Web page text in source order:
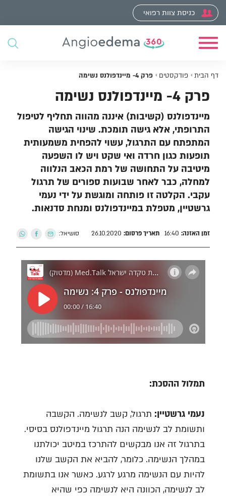
כניסת צוות רפואי
Toggle
דף הבית פודקסטים פרק 4- מיינדפולנס נשימה
פרק 4- מיינדפולנס נשימה
מיינדפולנס (קשיבות) איננה מהווה תחליף לטיפול
התרופתי, אלא גישה תומכת. שינוי הגישה
המתפתח עם התרגול, עשוי להפחית משמעותית
תופעות כגון חרדה ואי שקט ויש לו השפעה
מיטיבה על התחושה של רמת הכאב הנלווה
למחלה, כבר לאחר שבועות ספורים של תרגול
עקבי. הקלטה זו פותחה ומוגשת על ידי נעמי
גרשטיין, מטפלת במיינדפולנס ומנחת סדנאות.
זמן האזנה:16:40 תאריך פרסום:26.10.2020 סושיאל:
תמלול ההסכת:
נעמי גרשטיין: תרגול, קשב לנשימה. הקשבה
ותשומת לב לנשימה הנה תרגול מיינדפולנס בסיסי.
בתרגול זה אנו מבקשים להתרכז במיטב יכולתנו
במהלך הנשימה. כלומר, להביא את הקשב שלנו
להיות עם הנשימה מרגע לרגע. כאשר אנו בתשומת
לב לנשימה, הכוונה היא לנשימה כפי שהיא